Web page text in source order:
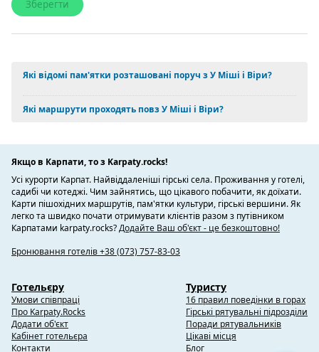
Які відомі пам'ятки розташовані поруч з У Міші і Віри?
Які маршрути проходять повз У Міші і Віри?
Якщо в Карпати, то з Karpaty.rocks!
Усі курорти Карпат. Найвіддаленіші гірські села. Проживання у готелі,
садибі чи котеджі. Чим зайнятись, що цікавого побачити, як доїхати.
Карти пішохідних маршрутів, пам'ятки культури, гірські вершини. Як
легко та швидко почати отримувати клієнтів разом з путівником
Карпатами karpaty.rocks?Додайте Ваш об'єкт - це безкоштовно!
Бронювання готелів +38 (073) 757-83-03
Готельєру
Умови співпраці
Про Karpaty.Rocks
Додати об'єкт
Кабінет готельєра
Контакти
Туристу
16 правил поведінки в горах
Гірські рятувальні підрозділи
Поради рятувальників
Цікаві місця
Блог